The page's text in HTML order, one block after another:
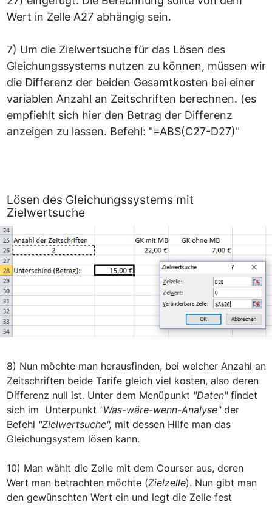
Wert in Zelle A27 abhängig sein.
7) Um die Zielwertsuche für das Lösen des
Gleichungssystems nutzen zu können, müssen wir
die Differenz der beiden Gesamtkosten bei einer
variablen Anzahl an Zeitschriften berechnen. (es
empfiehlt sich hier den Betrag der Differenz
anzeigen zu lassen. Befehl: "=ABS(C27-D27)"
Lösen des Gleichungssystems mit
Zielwertsuche
8) Nun möchte man herausfinden, bei welcher Anzahl an
Zeitschriften beide Tarife gleich viel kosten, also deren
Differenz null ist. Unter dem Menüpunkt "Daten" findet
sich im  Unterpunkt "Was-wäre-wenn-Analyse" der
Befehl "Zielwertsuche", mit dessen Hilfe man das
Gleichungsystem lösen kann.
10) Man wählt die Zelle mit dem Courser aus, deren
Wert man betrachten möchte (Zielzelle). Nun gibt man
den gewünschten Wert ein und legt die Zelle fest